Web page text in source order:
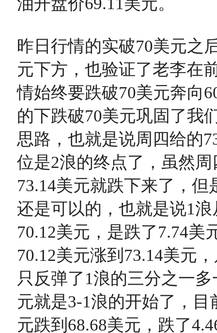
昨日行情的实破70美元之
元下方，也验证了老李在
情始终要跌破70美元奔向
的下跌破70美元巩固了我
思路，也就是说周四给的
位是2浪的终点了，虽然
73.14美元就跌下来了，
还是可以的，也就是说1浪
70.12美元，是跌了7.74美
70.12美元涨到73.14美元
只反弹了1浪的三分之一
元就是3-1浪的开始了，目
元跌到68.68美元，跌了